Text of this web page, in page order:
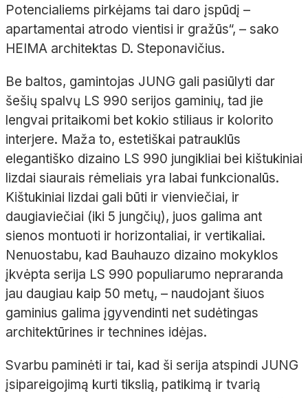
Potencialiems pirkėjams tai daro įspūdį –
apartamentai atrodo vientisi ir gražūs“, – sako
HEIMA architektas D. Steponavičius.
Be baltos, gamintojas JUNG gali pasiūlyti dar
šešių spalvų LS 990 serijos gaminių, tad jie
lengvai pritaikomi bet kokio stiliaus ir kolorito
interjere. Maža to, estetiškai patrauklūs
elegantiško dizaino LS 990 jungikliai bei kištukiniai
lizdai siaurais rėmeliais yra labai funkcionalūs.
Kištukiniai lizdai gali būti ir vienviečiai, ir
daugiaviečiai (iki 5 jungčių), juos galima ant
sienos montuoti ir horizontaliai, ir vertikaliai.
Nenuostabu, kad Bauhauzo dizaino mokyklos
įkvėpta serija LS 990 populiarumo nepraranda
jau daugiau kaip 50 metų, – naudojant šiuos
gaminius galima įgyvendinti net sudėtingas
architektūrines ir technines idėjas.
Svarbu paminėti ir tai, kad ši serija atspindi JUNG
įsipareigojimą kurti tikslią, patikimą ir tvarią